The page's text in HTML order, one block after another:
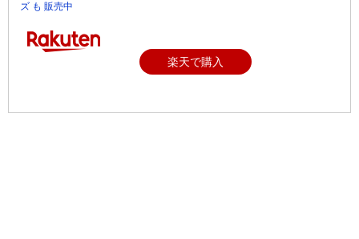
ズ も 販売中
楽天で購入